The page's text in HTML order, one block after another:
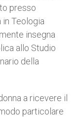
presso
in Teologia
insegna
allo Studio
della
a ricevere il
particolare